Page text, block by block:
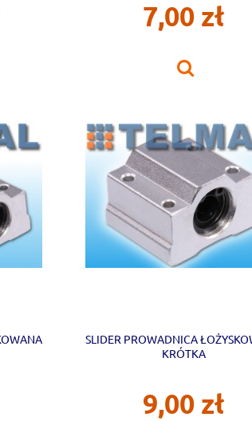
7,00 zł
SLIDER PROWADNICA
KRÓTKA
9,00 zł